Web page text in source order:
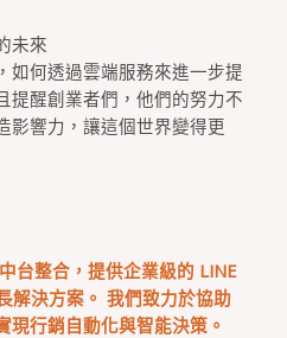
未來
如何透過雲端服務來進一步提
提醒創業者們，他們的努力不
影響力，讓這個世界變得更
台整合，提供企業級的 LINE
解決方案。 我們致力於協助
現行銷自動化與智能決策。